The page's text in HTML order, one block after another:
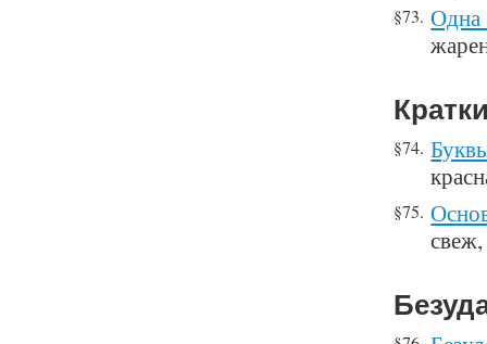
§73. Одна
§74.
§75.